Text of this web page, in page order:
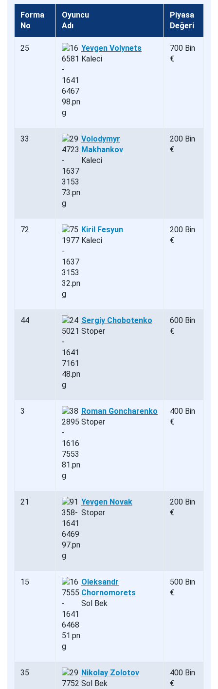
Forma
No
Oyuncu
Adı
Piyasa
Değeri
25
Yevgen Volynets
Kaleci
700 Bin
€
33
Volodymyr
Makhankov
Kaleci
200 Bin
€
72
Kiril Fesyun
Kaleci
200 Bin
€
44
Sergiy Chobotenko
Stoper
600 Bin
€
3
Roman Goncharenko
Stoper
400 Bin
€
21
Yevgen Novak
Stoper
200 Bin
€
15
Oleksandr
Chornomorets
Sol Bek
500 Bin
€
35
Nikolay Zolotov
Sol Bek
400 Bin
€